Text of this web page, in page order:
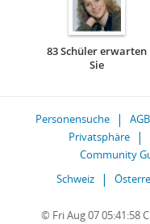
83 Schüler erwarten
Sie
Personensuche AGB
Privatsphäre
Community
Schweiz
© Fri Aug 07 05:41:58